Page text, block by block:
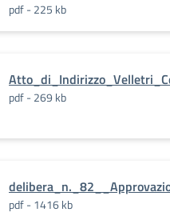
pdf - 225 kb
pdf - 269 kb
pdf - 1416 kb